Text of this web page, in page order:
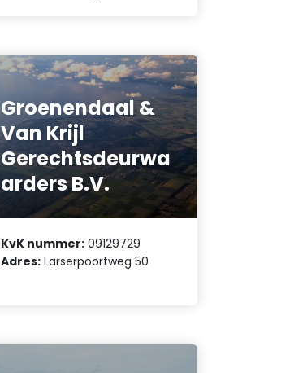
Groenendaal &
Van Krijl
Gerechtsdeurwa
arders B.V.
KvK nummer: 09129729
Adres: Larserpoortweg 50